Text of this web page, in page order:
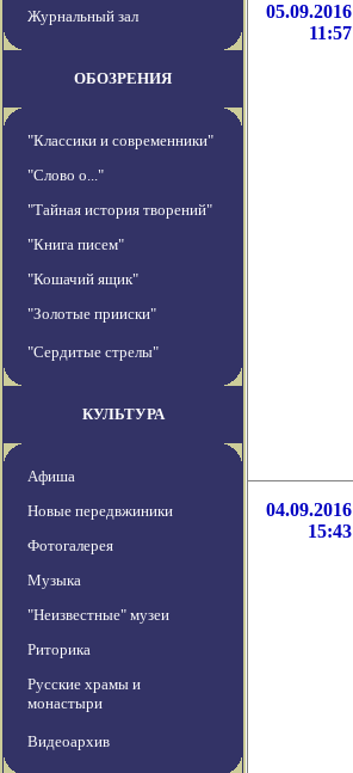
Журнальный зал
ОБОЗРЕНИЯ
"Классики и современники"
"Слово о..."
"Тайная история творений"
"Книга писем"
"Кошачий ящик"
"Золотые прииски"
"Сердитые стрелы"
КУЛЬТУРА
Афиша
Новые передвжиники
Фотогалерея
Музыка
"Неизвестные" музеи
Риторика
Русские храмы и
монастыри
Видеоархив
05.09.2016
11:57
04.09.2016
15:43